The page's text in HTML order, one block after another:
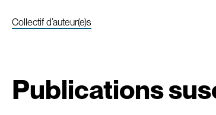
Collectif d’auteur(e)s
Publications